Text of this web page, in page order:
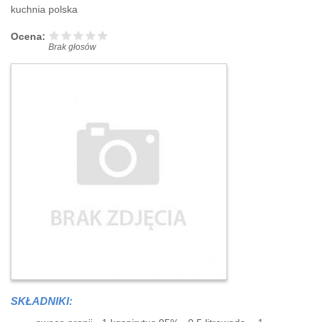
kuchnia polska
Ocena:
Brak głosów
SKŁADNIKI: